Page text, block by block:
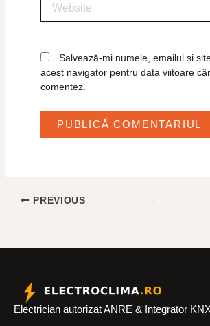
Salvează-mi numele, emailul și
acest navigator pentru data viitoare
comentez.
PREVIOUS
Electrician autorizat ANRE & Integrator